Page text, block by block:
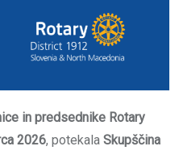
in predsednike Rotary
2026, potekala Skupščina